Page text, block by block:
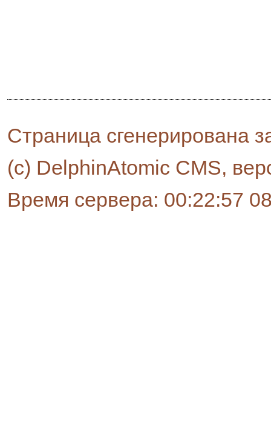
Страница сгенерирована
(c) DelphinAtomic CMS,
Время сервера: 00:22:57